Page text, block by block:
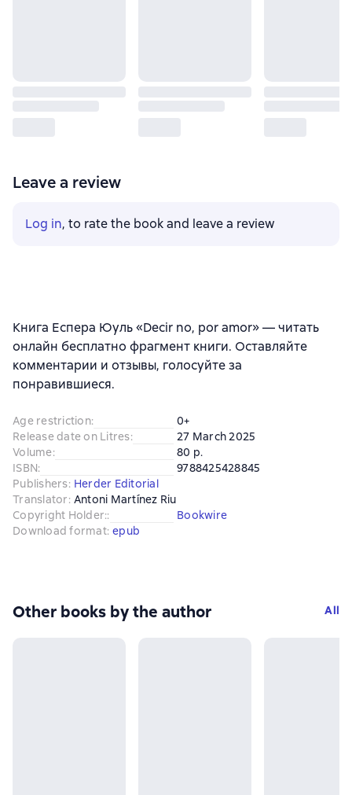
Leave a review
Log in, to rate the book and leave a review
Книга Еспера Юуль «Decir no, por amor» — читать
онлайн бесплатно фрагмент книги. Оставляйте
комментарии и отзывы, голосуйте за
понравившиеся.
Age restriction:
0+
Release date on Litres:
27 March 2025
Volume:
80 p.
ISBN:
9788425428845
Publishers: Herder Editorial
Translator: Antoni Martínez Riu
Copyright Holder::
Bookwire
Download format: epub
Other books by the author All